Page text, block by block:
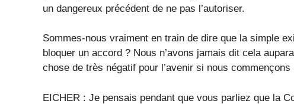
un dangereux précédent de ne pas l’autoriser.
Sommes-nous vraiment en train de dire que la simple
bloquer un accord ? Nous n’avons jamais dit cela
chose de très négatif pour l’avenir si nous
EICHER : Je pensais pendant que vous parliez que la